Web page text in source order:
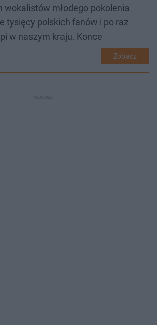
wokalistów młodego pokolenia
tysięcy polskich fanów i po raz
w naszym kraju. Konce
Zobacz